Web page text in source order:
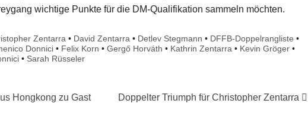
wichtige Punkte für die DM-Qualifikation sammeln möchten.
Zentarra • David Zentarra • Detlev Stegmann • DFFB-Doppelrangliste •
Donnici • Felix Korn • Gergő Horváth • Kathrin Zentarra • Kevin Gröger •
• Sarah Rüsseler
Hongkong zu Gast Doppelter Triumph für Christopher Zentarra